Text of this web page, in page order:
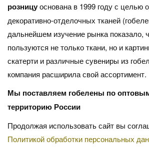
розницуоснована в 1999 году с целью
декоративно-отделочных тканей
дальнейшем изучение рынка показало,
пользуются не только ткани, но и
скатерти и различные сувениры из
компания расширила свой ассортимент.
Мы поставляем гобелены по
территорию России
Продолжая использовать сайт вы
Политикой обработки персональных